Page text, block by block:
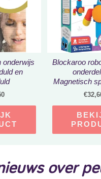
onderwijs
en
Blockaroo
Magnetisch
€
over